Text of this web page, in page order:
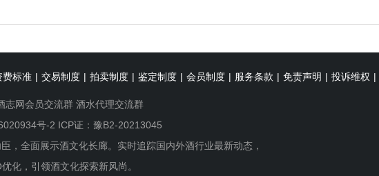
费标准 | 交易制度 | 拍卖制度 | 鉴定制度 | 会员制度 | 服务条款 | 免责声明 | 投诉维权 |
志网会员交流群 酒水代理交流群
号-2 ICP证：豫B2-20213045
，全面展示酒文化长廊。实时追踪国内外酒行业最新动态，
化，引领酒文化探索新风尚。